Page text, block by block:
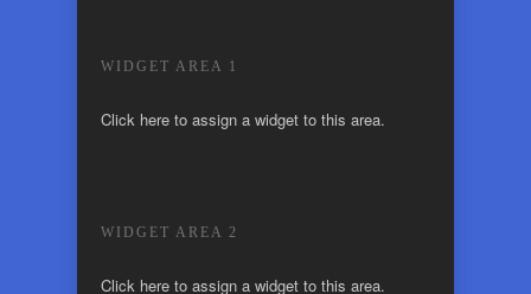
WIDGET AREA 1
Click here to assign a widget to this area.
WIDGET AREA 2
Click here to assign a widget to this area.